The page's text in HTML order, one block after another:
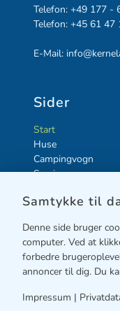
Telefon: +49 177 -
Telefon: +45 61 47
E-Mail:
Sider
Start
Huse
Campingvogn
Service
Gæstebog
Info
Impressum
Samtykke til
Denne side bruger
computer. Ved at
forbedre
annoncer til dig. Du
Impressum |